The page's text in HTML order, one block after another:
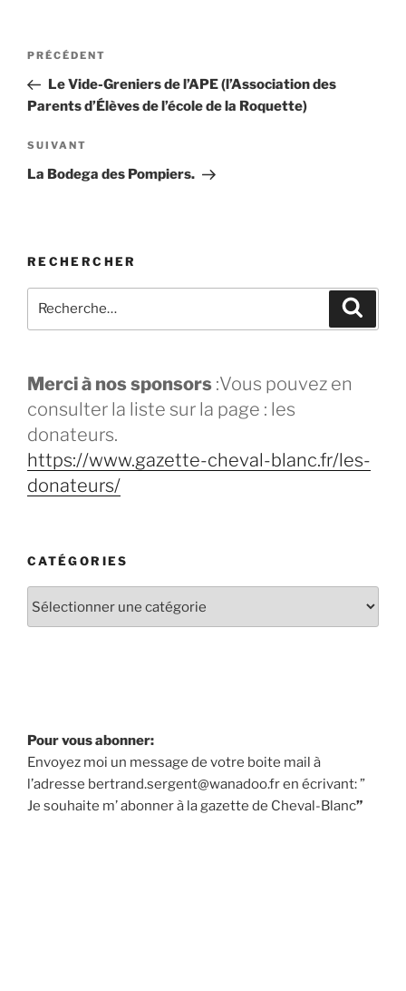
PRÉCÉDENT
Le Vide-Greniers de l’APE (l’Association des
Parents d’Élèves de l’école de la Roquette)
SUIVANT
La Bodega des Pompiers.
RECHERCHER
Merci à nos sponsors :Vous pouvez en
consulter la liste sur la page : les
donateurs.
https://www.gazette-cheval-blanc.fr/les-
donateurs/
CATÉGORIES
Pour vous abonner:
Envoyez moi un message de votre boite mail à
l’adresse bertrand.sergent@wanadoo.fr en écrivant: ”
Je souhaite m’ abonner à la gazette de Cheval-Blanc”